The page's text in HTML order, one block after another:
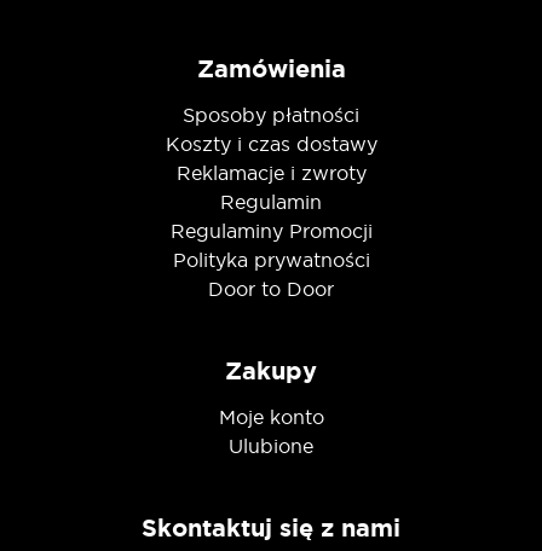
Zamówienia
Sposoby płatności
Koszty i czas dostawy
Reklamacje i zwroty
Regulamin
Regulaminy Promocji
Polityka prywatności
Door to Door
Zakupy
Moje konto
Ulubione
Skontaktuj się z nami